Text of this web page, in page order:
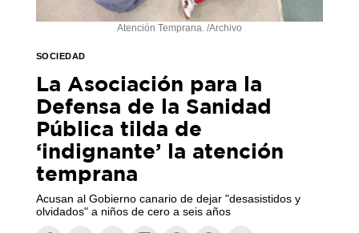
Atención Temprana. /Archivo
SOCIEDAD
La Asociación para la
Defensa de la Sanidad
Pública tilda de
‘indignante’ la atención
temprana
Acusan al Gobierno canario de dejar "desasistidos y
olvidados" a niños de cero a seis años